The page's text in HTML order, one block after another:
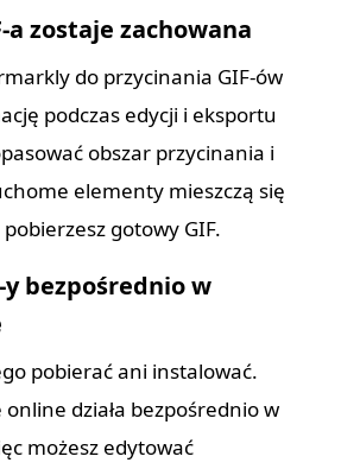
a zostaje zachowana
do przycinania GIF-ów
podczas edycji i eksportu
obszar przycinania i
elementy mieszczą się
gotowy GIF.
y bezpośrednio w
pobierać ani instalować.
działa bezpośrednio w
możesz edytować